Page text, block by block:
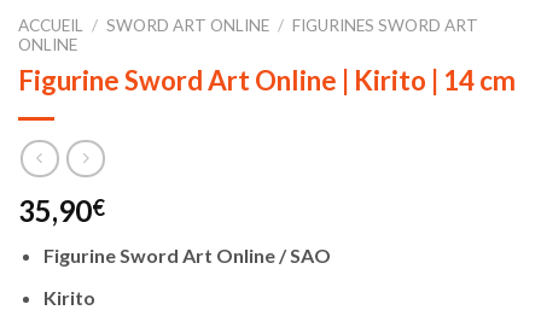
ACCUEIL / SWORD ART ONLINE / FIGURINES SWORD ART
ONLINE
Figurine Sword Art Online | Kirito | 14 cm
35,90€
Figurine Sword Art Online / SAO
Kirito